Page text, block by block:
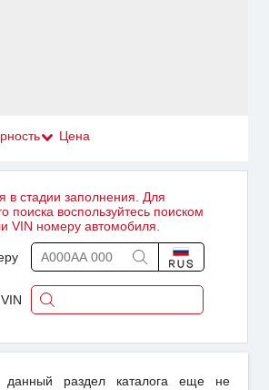
Цена
в стадии заполнения. Для
поиска воспользуйтесь поиском
VIN номеру автомобиля.
раздел каталога еще не